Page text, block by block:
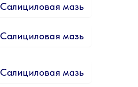
Салициловая мазь
Салициловая мазь
Салициловая мазь